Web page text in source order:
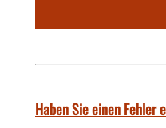
Haben Sie einen Fehler